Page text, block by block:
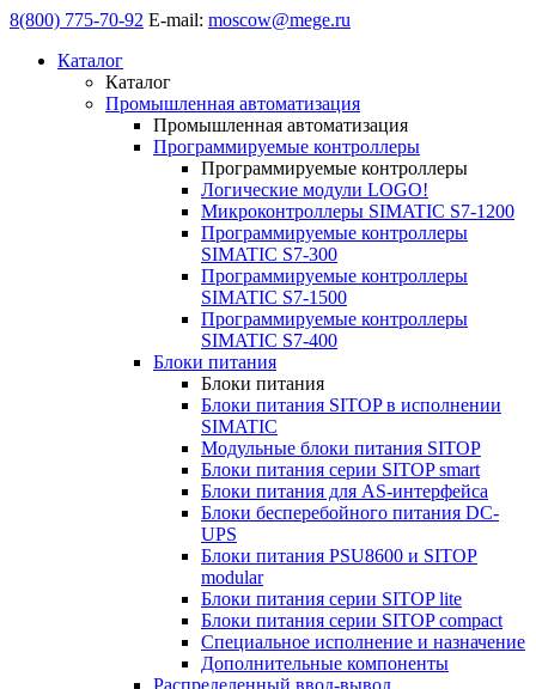
8(800) 775-70-92 E-mail: moscow@mege.ru
Каталог
Каталог
Промышленная автоматизация
Промышленная автоматизация
Программируемые контроллеры
Программируемые контроллеры
Логические модули LOGO!
Микроконтроллеры SIMATIC S7-1200
Программируемые контроллеры
SIMATIC S7-300
Программируемые контроллеры
SIMATIC S7-1500
Программируемые контроллеры
SIMATIC S7-400
Блоки питания
Блоки питания
Блоки питания SITOP в исполнении
SIMATIC
Модульные блоки питания SITOP
Блоки питания серии SITOP smart
Блоки питания для AS-интерфейса
Блоки бесперебойного питания DC-
UPS
Блоки питания PSU8600 и SITOP
modular
Блоки питания серии SITOP lite
Блоки питания серии SITOP compact
Специальное исполнение и назначение
Дополнительные компоненты
Распределенный ввод-вывод